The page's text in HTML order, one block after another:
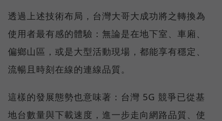
透過上述技術布局，台灣大哥大成功將之轉換為
使用者最有感的體驗：無論是在地下室、車廂、
偏鄉山區，或是大型活動現場，都能享有穩定、
流暢且時刻在線的連線品質。
這樣的發展態勢也意味著：台灣 5G 競爭已從基
地台數量與下載速度，進一步走向網路品質、使